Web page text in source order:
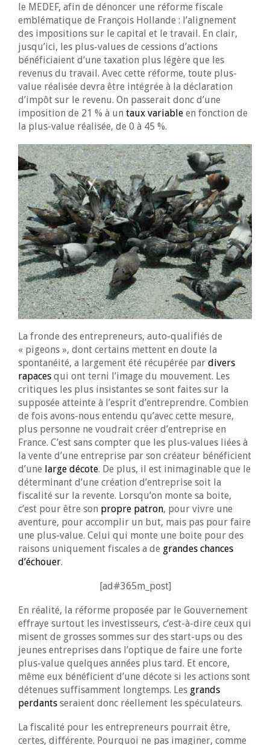
le MEDEF, afin de dénoncer une réforme fiscale
emblématique de François Hollande : l’alignement
des impositions sur le capital et le travail. En clair,
jusqu’ici, les plus-values de cessions d’actions
bénéficiaient d’une taxation plus légère que les
revenus du travail. Avec cette réforme, toute plus-
value réalisée devra être intégrée à la déclaration
d’impôt sur le revenu. On passerait donc d’une
imposition de 21 % à un taux variable en fonction de
la plus-value réalisée, de 0 à 45 %.
La fronde des entrepreneurs, auto-qualifiés de
« pigeons », dont certains mettent en doute la
spontanéité, a largement été récupérée par divers
rapaces qui ont terni l’image du mouvement. Les
critiques les plus insistantes se sont faites sur la
supposée atteinte à l’esprit d’entreprendre. Combien
de fois avons-nous entendu qu’avec cette mesure,
plus personne ne voudrait créer d’entreprise en
France. C’est sans compter que les plus-values liées à
la vente d’une entreprise par son créateur bénéficient
d’une large décote. De plus, il est inimaginable que le
déterminant d’une création d’entreprise soit la
fiscalité sur la revente. Lorsqu’on monte sa boite,
c’est pour être son propre patron, pour vivre une
aventure, pour accomplir un but, mais pas pour faire
une plus-value. Celui qui monte une boite pour des
raisons uniquement fiscales a de grandes chances
d’échouer.
[ad#365m_post]
En réalité, la réforme proposée par le Gouvernement
effraye surtout les investisseurs, c’est-à-dire ceux qui
misent de grosses sommes sur des start-ups ou des
jeunes entreprises dans l’optique de faire une forte
plus-value quelques années plus tard. Et encore,
même eux bénéficient d’une décote si les actions sont
détenues suffisamment longtemps. Les grands
perdants seraient donc réellement les spéculateurs.
La fiscalité pour les entrepreneurs pourrait être,
certes, différente. Pourquoi ne pas imaginer, comme